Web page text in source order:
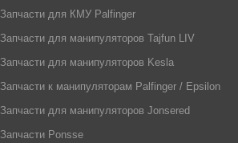
Запчасти для КМУ Palfinger
Запчасти для манипуляторов Tajfun LIV
Запчасти для манипуляторов Kesla
Запчасти к манипуляторам Palfinger / Epsilon
Запчасти для манипуляторов Jonsered
Запчасти Ponsse